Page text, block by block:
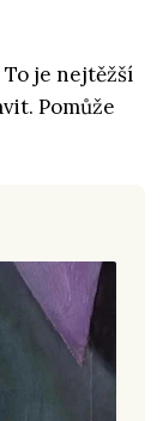
To je nejtěžší
Pomůže